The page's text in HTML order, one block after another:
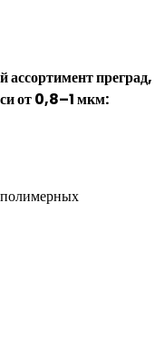
ассортимент преград,
от 0,8–1 мкм: